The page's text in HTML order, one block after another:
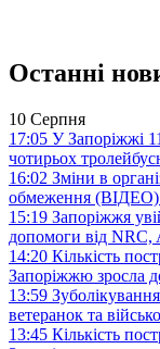
Останні
10 Серпня
17:05 У Запоріжжі
чотирьох
16:02 Зміни в
обмеження (ВІДЕО)
15:19 Запоріжжя
допомоги від NRC,
14:20 Кількість
Запоріжжю зросла
13:59
ветеранок та
13:45 Кількість